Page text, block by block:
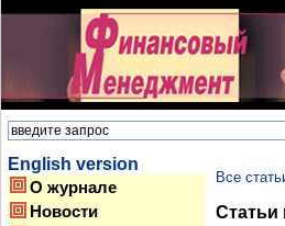
English version
О журнале
Новости
Все
Статьи